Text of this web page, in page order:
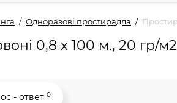
Одноразові простирадла
0,8 х 100 м., 20 гр/м2
- ответ 0